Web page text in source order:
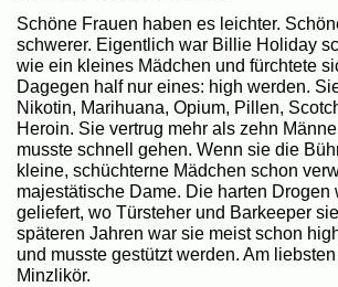
Schöne Frauen haben es leichter.
schwerer. Eigentlich war Billie Holiday
wie ein kleines Mädchen und fürchtete
Dagegen half nur eines: high werden.
Nikotin, Marihuana, Opium, Pillen,
Heroin. Sie vertrug mehr als zehn
musste schnell gehen. Wenn sie die
kleine, schüchterne Mädchen schon
majestätische Dame. Die harten
geliefert, wo Türsteher und Barkeeper
späteren Jahren war sie meist schon
und musste gestützt werden. Am
Minzlikör.